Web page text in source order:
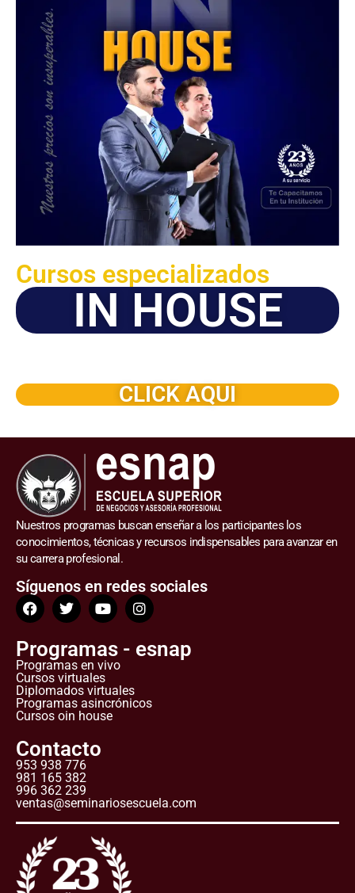
Cursos especializados
IN HOUSE
CLICK AQUI
Nuestros programas buscan enseñar a los participantes los
conocimientos, técnicas y recursos indispensables para avanzar en
su carrera profesional.
Síguenos en redes sociales
Programas - esnap
Programas en vivo
Cursos virtuales
Diplomados virtuales
Programas asincrónicos
Cursos oin house
Contacto
953 938 776
981 165 382
996 362 239
ventas@seminariosescuela.com